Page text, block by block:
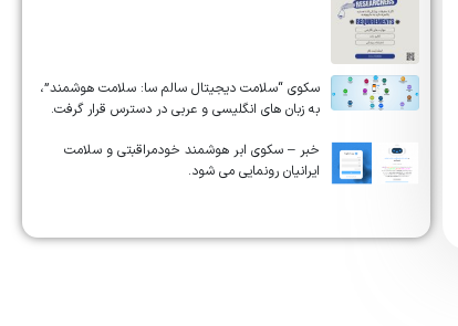
سکوی “سلامت دیجیتال سالم سا: سلامت هوشمند”،
به زبان های انگلیسی و عربی در دسترس قرار گرفت.
خبر – سکوی ابر هوشمند خودمراقبتی و سلامت
ایرانیان رونمایی می شود.